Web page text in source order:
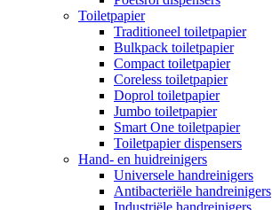
Toiletpapier
Traditioneel toiletpapier
Bulkpack toiletpapier
Compact toiletpapier
Coreless toiletpapier
Doprol toiletpapier
Jumbo toiletpapier
Smart One toiletpapier
Toiletpapier dispensers
Hand- en huidreinigers
Universele handreinigers
Antibacteriële handreinigers
Industriële handreinigers